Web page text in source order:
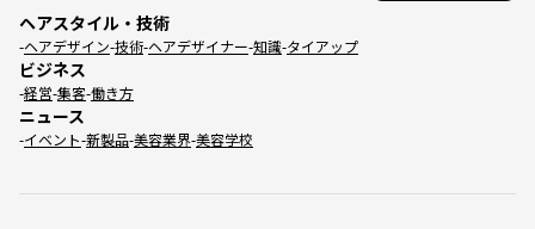
ヘアスタイル・技術
ヘアデザイン 技術 ヘアデザイナー 知識 タイアップ
ビジネス
経営 集客 働き方
ニュース
イベント 新製品 美容業界 美容学校